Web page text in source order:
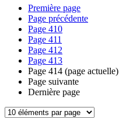
Première page
Page précédente
Page 410
Page 411
Page 412
Page 413
Page 414 (page actuelle)
Page suivante
Dernière page